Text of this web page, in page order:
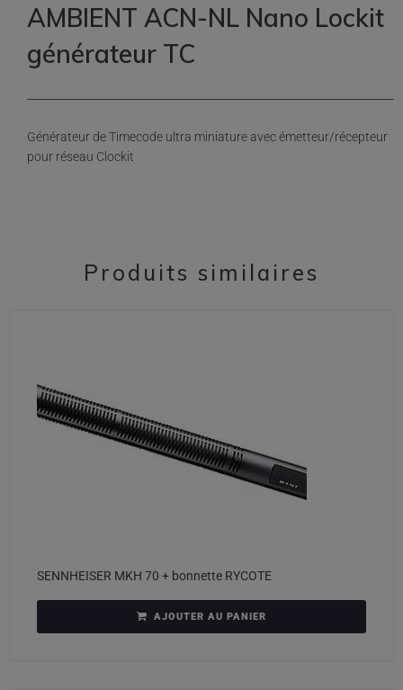
AMBIENT ACN-NL Nano Lockit
générateur TC
Générateur de Timecode ultra miniature avec émetteur/récepteur
pour réseau Clockit
Produits similaires
SENNHEISER MKH 70 + bonnette RYCOTE
AJOUTER AU PANIER